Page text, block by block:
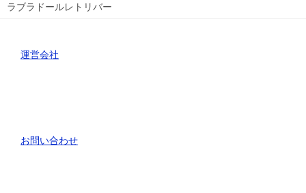
ラブラドールレトリバー
運営会社
お問い合わせ